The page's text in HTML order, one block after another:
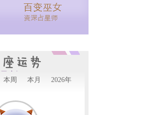
星座运程
本周 本月 2026年